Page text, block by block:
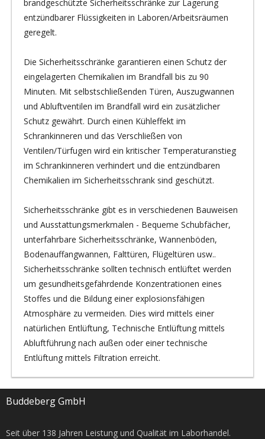
brandgeschützte Sicherheitsschränke zur Lagerung
entzündbarer Flüssigkeiten in Laboren/Arbeitsräumen
geregelt.
Die Sicherheitsschränke garantieren einen Schutz der
eingelagerten Chemikalien im Brandfall bis zu 90
Minuten. Mit selbstschließenden Türen, Auszugwannen
und Abluftventilen im Brandfall wird ein zusätzlicher
Schutz gewährt. Durch einen Kühleffekt im
Schrankinneren und das Verschließen von
Ventilen/Türfugen wird ein kritischer Temperaturanstieg
im Schrankinneren verhindert und die entzündbaren
Chemikalien im Sicherheitsschrank sind geschützt.
Sicherheitsschränke gibt es in verschiedenen Bauweisen
und Ausstattungsmerkmalen - Bequeme Schubfächer,
unterfahrbare Sicherheitsschränke, Wannenböden,
Bodenauffangwannen, Falttüren, Flügeltüren usw..
Sicherheitsschränke sollten technisch entlüftet werden
um gesundheitsgefährdende Konzentrationen eines
Stoffes und die Bildung einer explosionsfähigen
Atmosphäre zu vermeiden. Dies wird mittels einer
natürlichen Entlüftung, Technische Entlüftung mittels
Abluftführung nach außen oder einer technische
Entlüftung mittels Filtration erreicht.
Buddeberg GmbH
Seit über 138 Jahren Leistung und Qualität im Laborhandel.